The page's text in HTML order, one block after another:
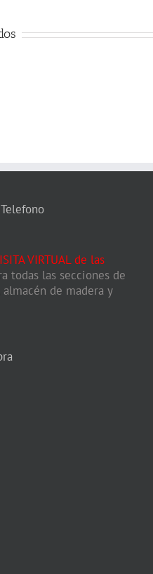
VIRTUAL de las
todas las secciones de
de madera y